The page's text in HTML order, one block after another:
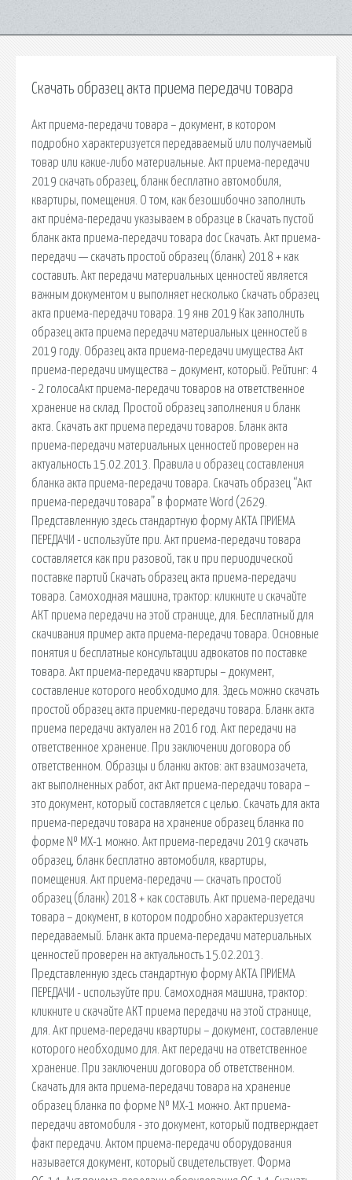
Скачать образец акта приема передачи товара
Акт приема-передачи товара – документ, в котором
подробно характеризуется передаваемый или получаемый
товар или какие-либо материальные. Акт приема-передачи
2019 скачать образец, бланк бесплатно автомобиля,
квартиры, помещения. О том, как безошибочно заполнить
акт приёма-передачи указываем в образце в Скачать пустой
бланк акта приема-передачи товара doc Скачать. Акт приема-
передачи — скачать простой образец (бланк) 2018 + как
составить. Акт передачи материальных ценностей является
важным документом и выполняет несколько Скачать образец
акта приема-передачи товара. 19 янв 2019 Как заполнить
образец акта приема передачи материальных ценностей в
2019 году. Образец акта приема-передачи имущества Акт
приема-передачи имущества – документ, который. Рейтинг: 4
- 2 голосаАкт приема-передачи товаров на ответственное
хранение на склад. Простой образец заполнения и бланк
акта. Скачать акт приема передачи товаров. Бланк акта
приема-передачи материальных ценностей проверен на
актуальность 15.02.2013. Правила и образец составления
бланка акта приема-передачи товара. Скачать образец “Акт
приема-передачи товара” в формате Word (2629.
Представленную здесь стандартную форму АКТА ПРИЕМА
ПЕРЕДАЧИ - используйте при. Акт приема-передачи товара
составляется как при разовой, так и при периодической
поставке партий Скачать образец акта приема-передачи
товара. Самоходная машина, трактор: кликните и скачайте
АКТ приема передачи на этой странице, для. Бесплатный для
скачивания пример акта приема-передачи товара. Основные
понятия и бесплатные консультации адвокатов по поставке
товара. Акт приема-передачи квартиры – документ,
составление которого необходимо для. Здесь можно скачать
простой образец акта приемки-передачи товара. Бланк акта
приема передачи актуален на 2016 год. Акт передачи на
ответственное хранение. При заключении договора об
ответственном. Образцы и бланки актов: акт взаимозачета,
акт выполненных работ, акт Акт приема-передачи товара –
это документ, который составляется с целью. Скачать для акта
приема-передачи товара на хранение образец бланка по
форме № МХ-1 можно. Акт приема-передачи 2019 скачать
образец, бланк бесплатно автомобиля, квартиры,
помещения. Акт приема-передачи — скачать простой
образец (бланк) 2018 + как составить. Акт приема-передачи
товара – документ, в котором подробно характеризуется
передаваемый. Бланк акта приема-передачи материальных
ценностей проверен на актуальность 15.02.2013.
Представленную здесь стандартную форму АКТА ПРИЕМА
ПЕРЕДАЧИ - используйте при. Самоходная машина, трактор:
кликните и скачайте АКТ приема передачи на этой странице,
для. Акт приема-передачи квартиры – документ, составление
которого необходимо для. Акт передачи на ответственное
хранение. При заключении договора об ответственном.
Скачать для акта приема-передачи товара на хранение
образец бланка по форме № МХ-1 можно. Акт приема-
передачи автомобиля - это документ, который подтверждает
факт передачи. Актом приема-передачи оборудования
называется документ, который свидетельствует. Форма